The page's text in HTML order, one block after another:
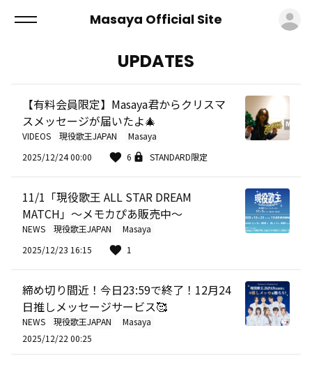
Masaya Official Site
UPDATES
【有料会員限定】Masaya君からクリスマ
スメッセージが届いたよ🎄
VIDEOS 現役歌王JAPAN
Masaya
2025/12/24 00:00
6 STANDARD限定
11/1「現役歌王 ALL STAR DREAM
MATCH」～メモカぴあ販売中～
NEWS 現役歌王JAPAN
Masaya
2025/12/23 16:15
1
締め切り間近！今日23:59で終了！12月24
日推しメッセージサービス🥰
NEWS 現役歌王JAPAN
Masaya
2025/12/22 00:25